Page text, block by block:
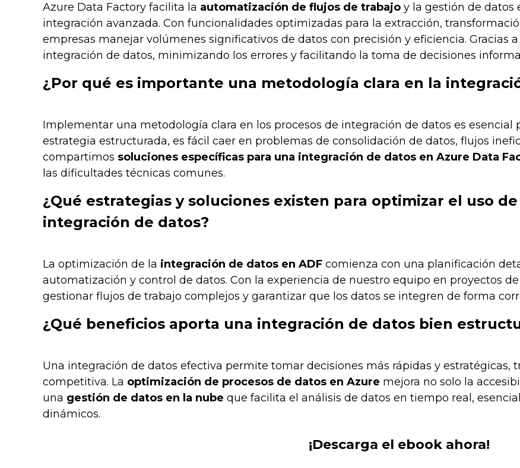
Azure Data Factory facilita la automatización de flujos de trabajo y la gestión de
integración avanzada. Con funcionalidades optimizadas para la extracción,
empresas manejar volúmenes significativos de datos con precisión y eficiencia. Gracias
integración de datos, minimizando los errores y facilitando la toma de decisiones
¿Por qué es importante una metodología clara en la
Implementar una metodología clara en los procesos de integración de datos es esencial
estrategia estructurada, es fácil caer en problemas de consolidación de datos, flujos
compartimos soluciones específicas para una integración de datos en Azure Data
las dificultades técnicas comunes.
¿Qué estrategias y soluciones existen para optimizar el uso
integración de datos?
La optimización de la integración de datos en ADF comienza con una planificación
automatización y control de datos. Con la experiencia de nuestro equipo en proyectos
gestionar flujos de trabajo complejos y garantizar que los datos se integren de forma
¿Qué beneficios aporta una integración de datos bien
Una integración de datos efectiva permite tomar decisiones más rápidas y estratégicas,
competitiva. La optimización de procesos de datos en Azure mejora no solo la
una gestión de datos en la nube que facilita el análisis de datos en tiempo real,
dinámicos.
¡Descarga el ebook ahora!